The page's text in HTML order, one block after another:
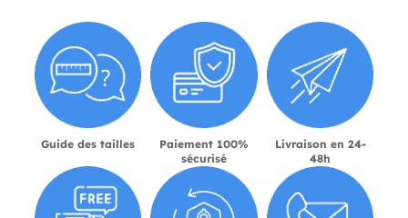
Guide des tailles
Paiement 100%
sécurisé
Livraison en 24-
48h